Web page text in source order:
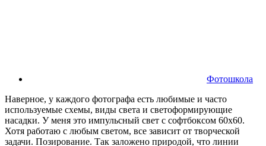
Фотошкола
Наверное, у каждого фотографа есть любимые и часто
используемые схемы, виды света и светоформирующие
насадки. У меня это импульсный свет с софтбоксом 60х60.
Хотя работаю с любым светом, все зависит от творческой
задачи. Позирование. Так заложено природой, что линии